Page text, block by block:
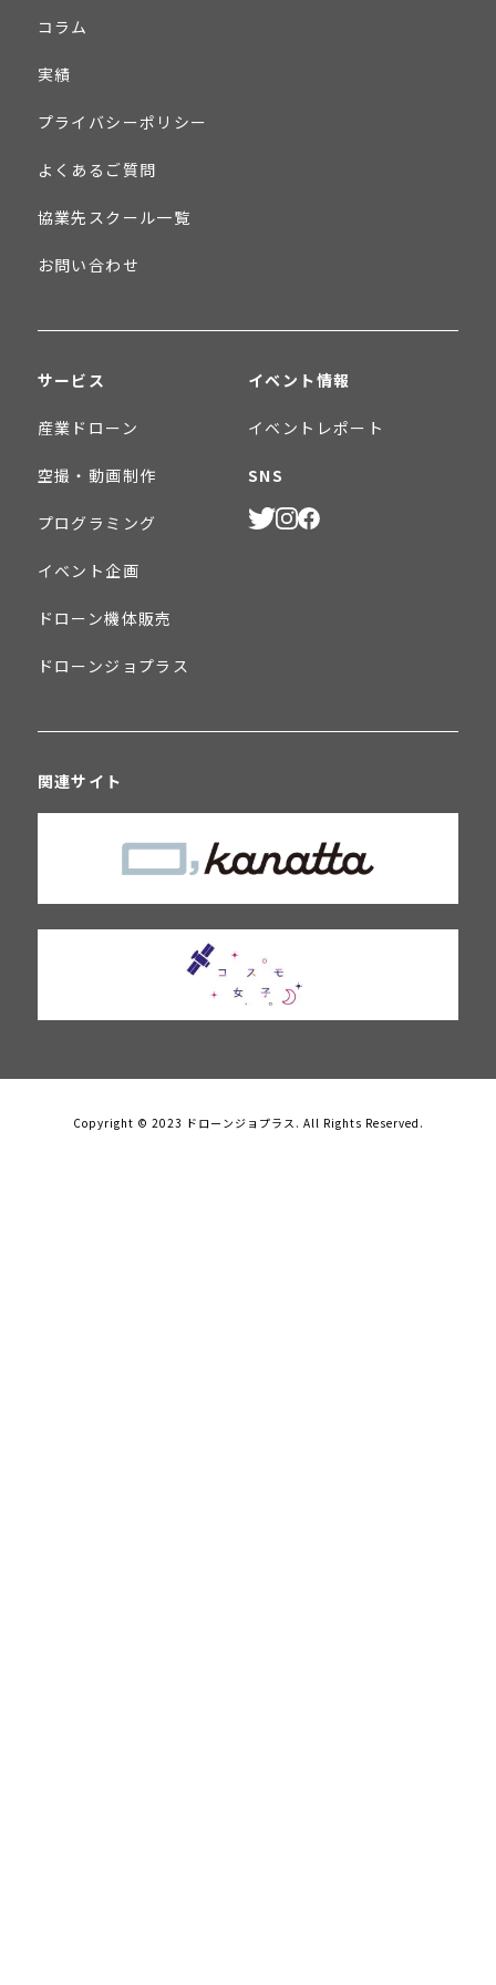
コラム
実績
プライバシーポリシー
よくあるご質問
協業先スクール一覧
お問い合わせ
サービス
産業ドローン
空撮・動画制作
プログラミング
イベント企画
ドローン機体販売
ドローンジョプラス
イベント情報
イベントレポート
SNS
関連サイト
Copyright © 2023 ドローンジョプラス. All Rights Reserved.